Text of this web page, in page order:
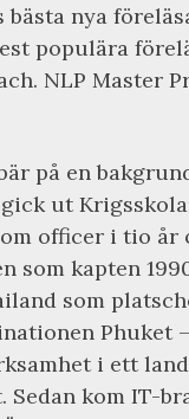
bästa nya
populära
NLP Master
på en
ut
officer i tio år
som kapten
som
Phuket
i ett
kom IT-